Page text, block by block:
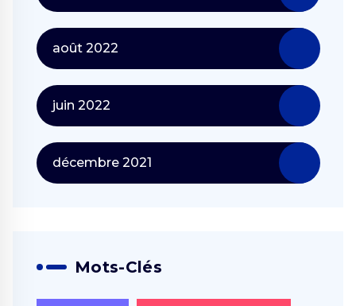
août 2022
juin 2022
décembre 2021
Mots-Clés